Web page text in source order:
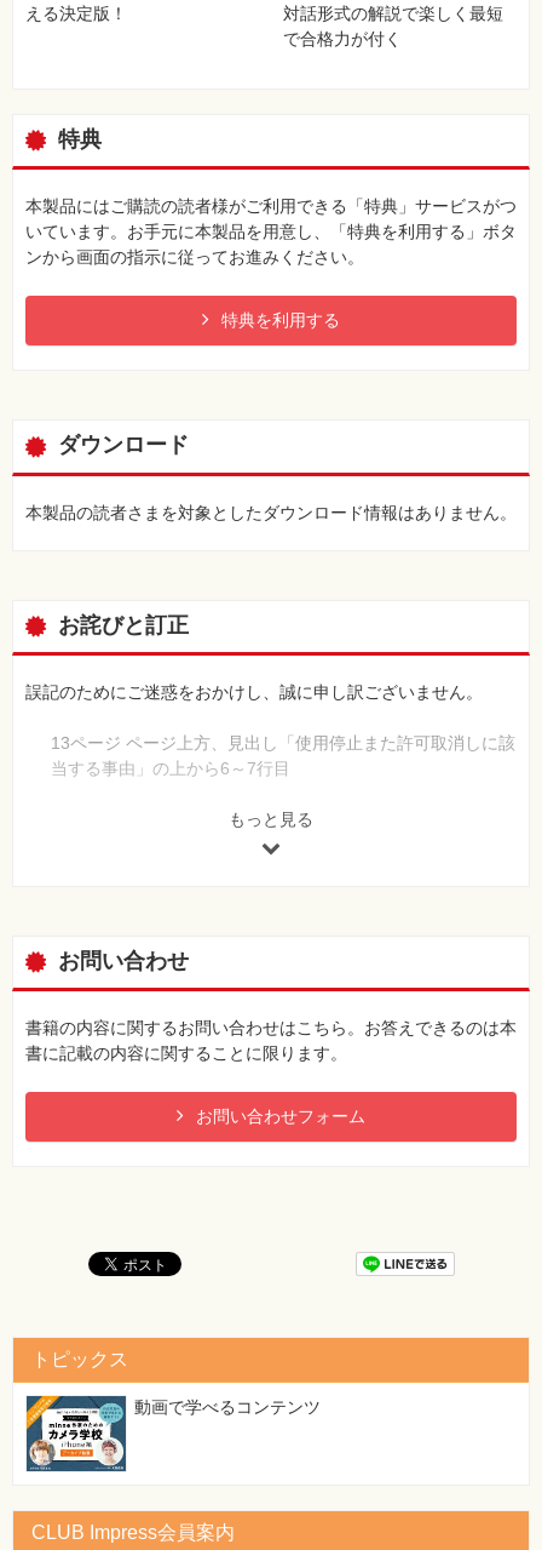
える決定版！
対話形式の解説で楽しく最短
で合格力が付く
特典
本製品にはご購読の読者様がご利用できる「特典」サービスがつ
いています。お手元に本製品を用意し、「特典を利用する」ボタ
ンから画面の指示に従ってお進みください。
特典を利用する
ダウンロード
本製品の読者さまを対象としたダウンロード情報はありません。
お詫びと訂正
誤記のためにご迷惑をおかけし、誠に申し訳ございません。
13ページ ページ上方、見出し「使用停止また許可取消しに該
当する事由」の上から6～7行目
[ ⑥ ]の実施、[ ⑦ ]を作成・保存していなかったとき
[誤]
等以外の場合で貯蔵し、
[正]
等以外の場所で貯蔵し、
69ページ ページ上部、「重要」使用停止命令に該当する事項
の囲み内1行目
[正]
危険物の貯蔵・取扱基準遵守命令（67ページ）
88ページ 「暗記しよう！」一番下の穴埋め問題、右側の答え
[誤]
6
もっと見る
お問い合わせ
書籍の内容に関するお問い合わせはこちら。お答えできるのは本
書に記載の内容に関することに限ります。
お問い合わせフォーム
トピックス
動画で学べるコンテンツ
CLUB Impress会員案内